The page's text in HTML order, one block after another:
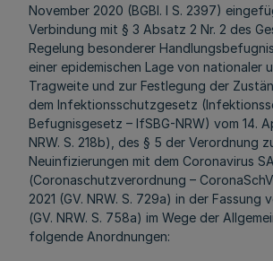
November 2020 (BGBl. I S. 2397)
Verbindung mit § 3 Absatz 2 Nr. 2 des
Regelung besonderer
einer epidemischen Lage von nationaler
Tragweite und zur Festlegung der
dem Infektionsschutzgesetz
Befugnisgesetz – IfSBG-NRW) vom 14.
NRW. S. 218b), des § 5 der Verordnung
Neuinfizierungen mit dem Coronavirus
(Coronaschutzverordnung –
2021 (GV. NRW. S. 729a) in der Fassung
(GV. NRW. S. 758a) im Wege der
folgende Anordnungen: